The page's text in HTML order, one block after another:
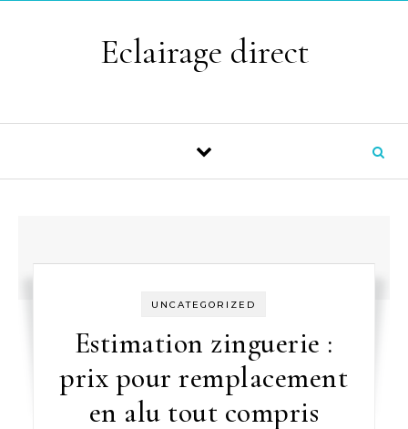
Eclairage direct
UNCATEGORIZED
Estimation zinguerie :
prix pour remplacement
en alu tout compris